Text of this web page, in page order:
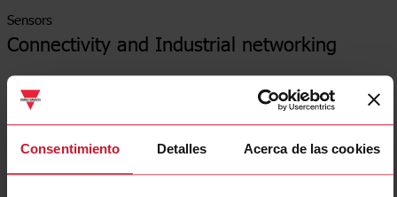
Consentimiento Detalles Acerca de las cookies
Sensors
Connectivity and Industrial networking